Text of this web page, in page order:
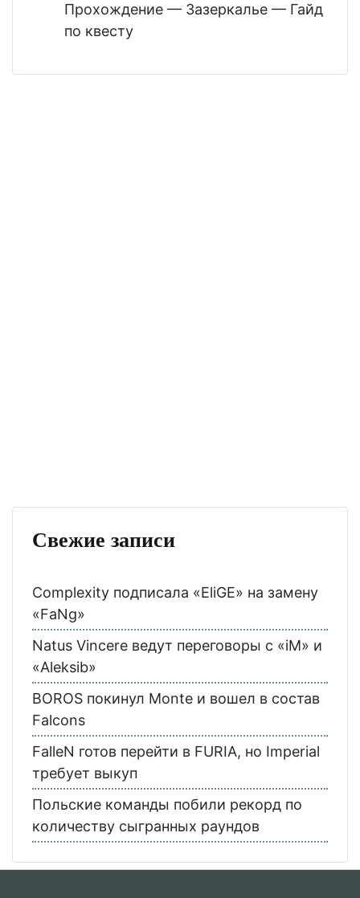
Прохождение — Зазеркалье — Гайд
по квесту
Свежие записи
Complexity подписала «EliGE» на замену
«FaNg»
Natus Vincere ведут переговоры с «iM» и
«Aleksib»
BOROS покинул Monte и вошел в состав
Falcons
FalleN готов перейти в FURIA, но Imperial
требует выкуп
Польские команды побили рекорд по
количеству сыгранных раундов